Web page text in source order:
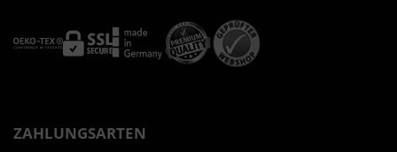
ZAHLUNGSARTEN